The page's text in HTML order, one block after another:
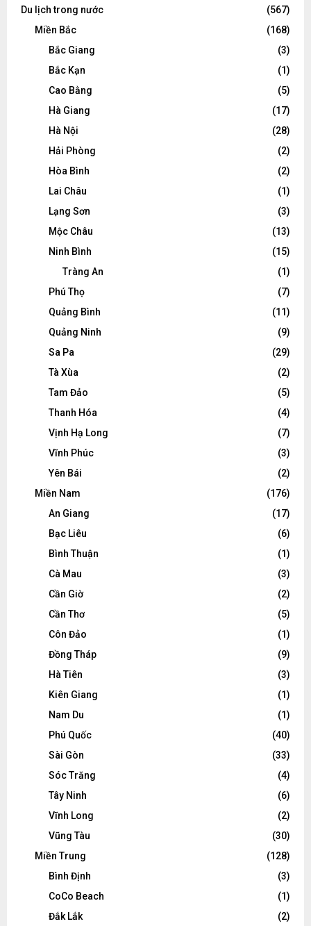
Du lịch trong nước
(567)
Miền Bắc
(168)
Bắc Giang
(3)
Bắc Kạn
(1)
Cao Bằng
(5)
Hà Giang
(17)
Hà Nội
(28)
Hải Phòng
(2)
Hòa Bình
(2)
Lai Châu
(1)
Lạng Sơn
(3)
Mộc Châu
(13)
Ninh Bình
(15)
Tràng An
(1)
Phú Thọ
(7)
Quảng Bình
(11)
Quảng Ninh
(9)
Sa Pa
(29)
Tà Xùa
(2)
Tam Đảo
(5)
Thanh Hóa
(4)
Vịnh Hạ Long
(7)
Vĩnh Phúc
(3)
Yên Bái
(2)
Miền Nam
(176)
An Giang
(17)
Bạc Liêu
(6)
Bình Thuận
(1)
Cà Mau
(3)
Cần Giờ
(2)
Cần Thơ
(5)
Côn Đảo
(1)
Đồng Tháp
(9)
Hà Tiên
(3)
Kiên Giang
(1)
Nam Du
(1)
Phú Quốc
(40)
Sài Gòn
(33)
Sóc Trăng
(4)
Tây Ninh
(6)
Vĩnh Long
(2)
Vũng Tàu
(30)
Miền Trung
(128)
Bình Định
(3)
CoCo Beach
(1)
Đắk Lắk
(2)